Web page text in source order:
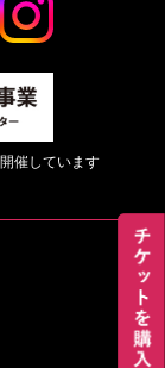
催しています